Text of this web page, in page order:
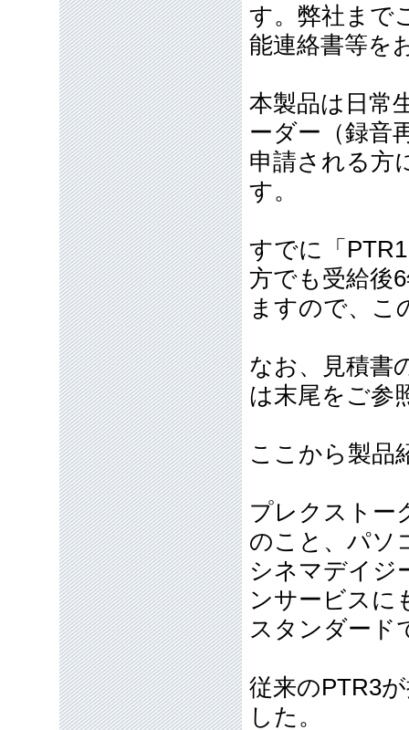
す。弊社まで
能連絡書等を
本製品は日常
ーダー（録音
申請される方
す。
すでに「
方でも受給後
ますので、こ
なお、見積書
は末尾をご参
ここから製品
プレクストー
のこと、パソ
シネマデイジ
ンサービスに
スタンダード
従来のPTR3
した。